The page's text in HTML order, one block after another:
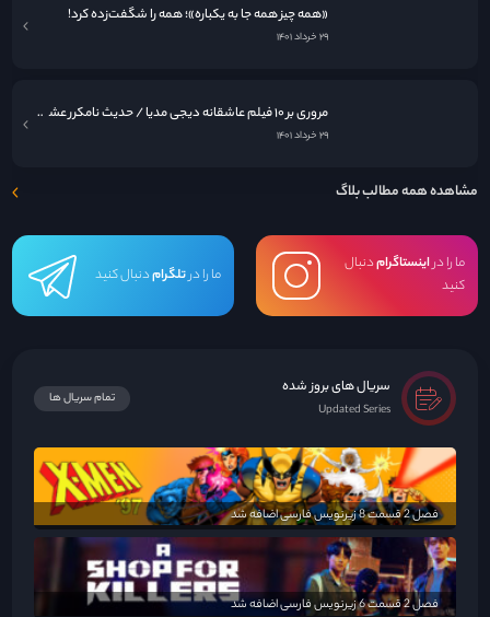
«همه چیز همه جا به یکباره»؛ همه را شگفت‌زده کرد!
۲۹ خرداد ۱۴۰۱
مروری بر ۱۰ فیلم عاشقانه دیجی مدیا / حدیث نامکرر عشق در قاب سینما
۲۹ خرداد ۱۴۰۱
مشاهده همه مطالب بلاگ
ما را دراینستاگرامدنبال
کنید
ما را درتلگرامدنبال کنید
سریال های بروز شده
Updated Series
تمام سریال ها
فصل 2 قسمت 8 زیرنویس فارسی اضافه شد
فصل 2 قسمت 6 زیرنویس فارسی اضافه شد